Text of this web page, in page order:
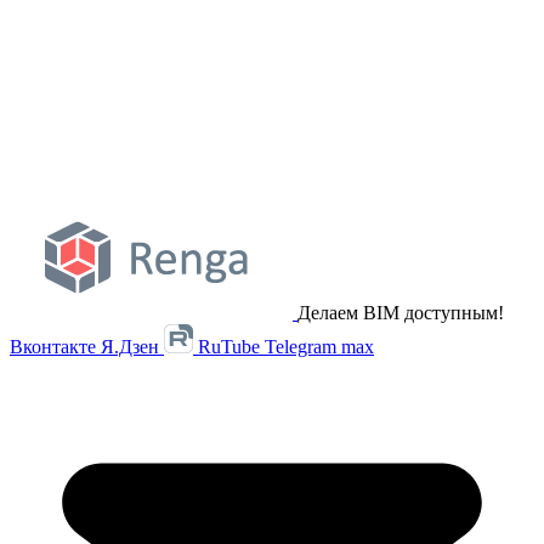
Делаем BIM доступным!
Вконтакте Я.Дзен RuTube Telegram max